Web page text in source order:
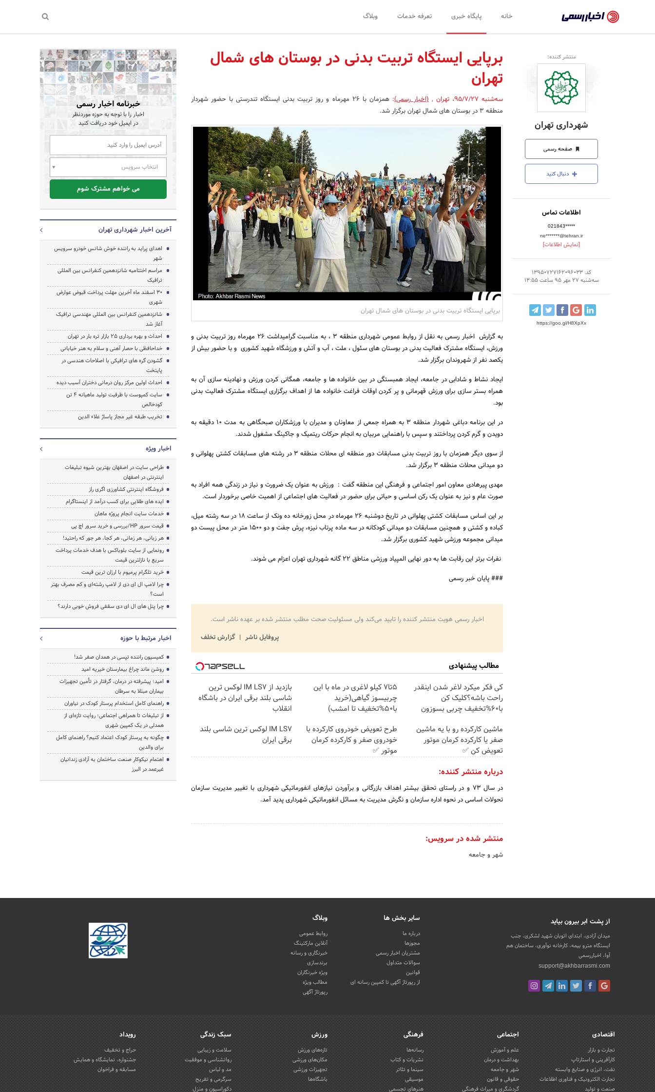
رسمی
-
اخبار
تایید
شده
شرکت‌ها،
سازمان‌ها
و
روابط
عمومی‌ها
خانه پایگاه خبری تعرفه خدمات وبلاگ
منتشر کننده:
شهرداری تهران
صفحه رسمی
دنبال کنید
اطلاعات تماس
021843*****
ne*******@tehran.ir
[نمایش اطلاعات]
کد: 13950727162096033
سه‌شنبه 27 مهر 95 ساعت 13:55
https://goo.gl/H8XpXx
برپایی ایستگاه تربیت بدنی در بوستان های شمال
تهران
سه‌شنبه 95/7/27 ،تهران ,(اخبار رسمی):
همزمان با 26 مهرماه و روز تربیت بدنی ایستگاه تندرستی با حضور شهردار
منطقه 3 در بوستان های شمال تهران برگزار شد.
برپایی ایستگاه تربیت بدنی در بوستان های شمال تهران
به گزارش اخبار رسمی به نقل از روابط عمومی شهرداری منطقه 3 ، به مناسبت گرامیداشت 26 مهرماه روز تربیت بدنی و
ورزش، ایستگاه مشترک فعالیت بدنی در بوستان های سئول ، ملت ، آب و آتش و ورزشگاه شهید کشوری و با حضور بیش از
یکصد نفر از شهروندان برگزار شد.
ایجاد نشاط و شادابی در جامعه، ایجاد همبستگی در بین خانواده ها و جامعه، همگانی کردن ورزش و نهادینه سازی آن به
همراه بستر سازی برای ورزش قهرمانی و پر کردن اوقات فراغت خانواده ها از اهداف برگزاری ایستگاه مشترک فعالیت بدنی
بود.
در این برنامه دباغی شهردار منطقه 3 به همراه جمعی از معاونان و مدیران با ورزشکاران صبحگاهی به مدت 10 دقیقه به
دویدن و گرم کردن پرداختند و سپس با راهنمایی مربیان به انجام حرکات ریتمیک و جاکینگ مشغول شدند.
از سوی دیگر همزمان با روز تربیت بدنی مسابقات دور منطقه ای محلات منطقه 3 در رشته های مسابقات کشتی پهلوانی و
دو میدانی محلات منطقه 3 برگزار شد.
مهدی پیرهادی معاون امور اجتماعی و فرهنگی این منطقه گفت : ورزش به عنوان یک ضرورت و نیاز در زندگی همه افراد به
صورت عام و نیز به عنوان یک رکن اساسی و حیاتی برای حضور در فعالیت های اجتماعی از اهمیت خاصی برخوردار است.
بر این اساس مسابقات کشتی پهلوانی در تاریخ دوشنبه 26 مهرماه در محل زورخانه ده ونک از ساعت 18 در سه رشته میل،
کباده و کشتی و همچنین مسابقات دو میدانی کودکانه در سه ماده پرتاب نیزه، پرش جفت و دو 1500 متر در محل پیست دو
میدانی مجموعه ورزشی شهید کشوری برگزار شد.
نفرات برتر این رقابت ها به دور نهایی المپیاد ورزشی مناطق 22 گانه شهرداری تهران اعزام می شوند.
### پایان خبر رسمی
اخبار رسمی هویت منتشر کننده را تایید می‌کند ولی مسئولیت صحت مطلب منتشر شده بر عهده ناشر است.
پروفایل ناشر
گزارش تخلف
مطالب پیشنهادی
کی فکر میکرد لاغر شدن اینقدر
راحت باشه؟کلیک کن
با60%تخفیف چربی بسوزون
5تا7 کیلو لاغری در ماه با این
چربیسوز گیاهی(خرید
با50%تخفیف تا امشب)
بازدید از IM LS7 لوکس ترین
شاسی بلند برقی ایران در باشگاه
انقلاب
ماشین کارکرده رو با یه ماشین
صفر یا کارکرده کرمان موتور
تعویض کن ✅
طرح تعویض خودروی کارکرده با
خودروی صفر و کارکرده کرمان
موتور ✅
IM LS7 لوکس ترین شاسی بلند
برقی ایران
درباره منتشر کننده:
در سال‌ 73 و در راستای‌ تحقق‌ بیشتر اهداف‌ بازرگانی‌ و برآوردن‌ نیازهای‌ انفورماتیکی‌ شهرداری‌ با تغییر مدیریت‌ سازمان‌
تحولات‌ اساسی‌ در نحوه‌ اداره‌ سازمان‌ و نگرش‌ مدیریت‌ به‌ مسائل‌ انفورماتیکی‌ شهرداری‌ پدید آمد.
منتشر شده در سرویس:
شهر و جامعه
خبرنامه اخبار رسمی
اخبار را با توجه به حوزه موردنظر
در ایمیل خود دریافت کنید
انتخاب سرویس
می خواهم مشترک شوم
آخرین اخبار شهرداری تهران
اهدای پراید به راننده خوش شانس خودرو سرویس
شهر
مراسم اختتامیه شانزدهمین کنفرانس بین المللی
ترافیک
30 اسفند ماه آخرین مهلت پرداخت قبوض عوارض
شهری
شانزدهمین کنفرانس بین المللی مهندسی ترافیک
آغاز شد
احداث و بهره برداری 25 بازار تره بار در تهران
خداحافظی با حصار آهنی و سلام به هنر خیابانی
گشودن گره های ترافیکی با اصلاحات هندسی در
پایتخت
احداث اولین مرکز روان درمانی دختران آسیب دیده
سایت کمپوست با ظرفیت تولید ماهیانه 4 تن
کودخالص
تخریب طبقه غیر مجاز پاساژ علاء الدین
اخبار ویژه
طراحی سایت در اصفهان بهترین شیوه تبلیغات
اینترنتی در اصفهان
فروشگاه اینترنتی کشاورزی اگری راز
ایده های طلایی برای کسب درآمد از اینستاگرام
خدمات سایت انجام پروژه ماهان
قیمت سرور HP/بررسی و خرید سرور اچ پی
هر زبانی، هر زمانی، هر کجا، هر جور که راحتید!
رونمایی از سایت بلوباکس با هدف خدمات پرداخت
سریع با نازلترین قیمت
خرید تلگرام پرمیوم با ارزان ترین قیمت
چرا لامپ ال ای دی از لامپ رشته‌ای و کم مصرف بهتر
است؟
چرا پنل های ال ای دی سقفی فروش خوبی دارند؟
اخبار مرتبط با حوزه
کمیسیون راننده تپسی در همدان صفر شد!
روشن ماند چراغ بیمارستان خیریه امید
امید؛ پیشرفته در درمان، گرفتار در تأمین تجهیزات
بیماران مبتلا به سرطان
راهنمای کامل استخدام پرستار کودک در نیاوران
از تبلیغات تا همراهی اجتماعی؛ روایت تازه‌ای از
همدلی در یک کمپین شهری
چگونه به پرستار کودک اعتماد کنیم؟ راهنمای کامل
برای والدین
اهتمام نیکوکار صنعت ساختمان به آزادی زندانیان
غیرعمد در البرز
از پشت ابر بیرون بیاید
میدان آزادی، ابتدای اتوبان شهید لشکری، جنب
ایستگاه مترو بیمه، کارخانه نوآوری، ساختمان هم
آوا، اخباررسمی
support@akhbarrasmi.com
سایر بخش ها
درباره ما
مجوزها
مشتریان اخبار رسمی
سوالات متداول
قوانین
از رپورتاژ آگهی تا کمپین رسانه ای
وبلاگ
روابط عمومی
آنلاین مارکتینگ
خبرنگاری و رسانه
برندسازی
ویژه خبرنگاران
مطالب ویژه
رپورتاژ آگهی
اقتصادی
تجارت و بازار
کارآفرینی و استارتاپ
نفت، انرژی و صنایع وابسته
تجارت الکترونیک و فناوری اطلاعات
صنعت و تولید
اجتماعی
علم و آموزش
بهداشت و درمان
شهر و جامعه
حقوقی و قانون
گردشگری و میراث فرهنگی
فرهنگی
رسانه‌ها
نشریات و کتاب
سینما و تئاتر
موسیقی
هنرهای تجسمی
ورزش
تازه‌های ورزش
مکان‌های ورزشی
تجهیزات ورزشی
باشگاه‌ها
سبک زندگی
سلامت و زیبایی
روانشناسی و موفقیت
مد و لباس
سرگرمی و تفریح
دکوراسیون و منزل
رویداد
حراج و تخفیف
جشنواره، نمایشگاه و همایش
مسابقه و فراخوان